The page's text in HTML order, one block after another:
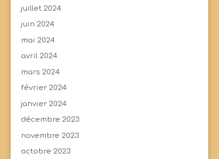
juillet 2024
juin 2024
mai 2024
avril 2024
mars 2024
février 2024
janvier 2024
décembre 2023
novembre 2023
octobre 2023